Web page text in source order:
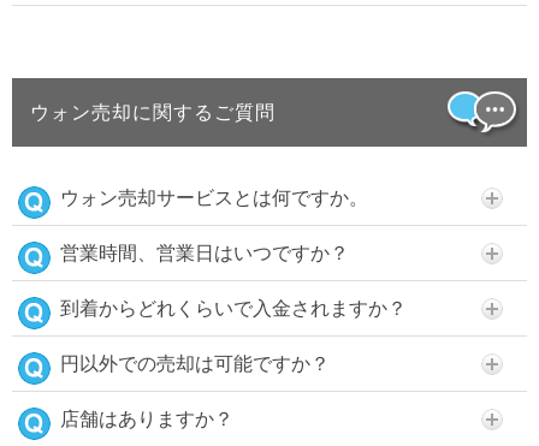
ウォン売却に関するご質問
ウォン売却サービスとは何ですか。
営業時間、営業日はいつですか？
到着からどれくらいで入金されますか？
円以外での売却は可能ですか？
店舗はありますか？